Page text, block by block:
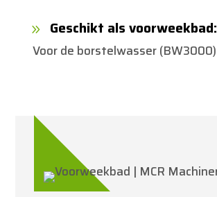
9 Geschikt als voorweekbad:
Voor de borstelwasser (BW3000)